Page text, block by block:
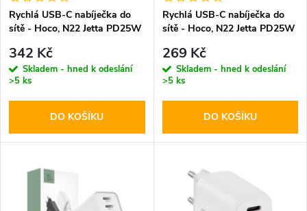
p
r
o
d
s
p
r
o
d
Rychlá USB-C nabíječka do
sítě - Hoco, N22 Jetta PD25W
342 Kč
Skladem - hned k odeslání
>5 ks
DO KOŠÍKU
Rychlá USB-C nabíječka do
sítě - Hoco, N22 Jetta PD25W
269 Kč
Skladem - hned k odeslání
>5 ks
DO KOŠÍKU